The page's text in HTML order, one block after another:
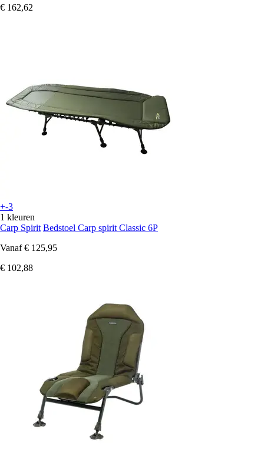
€ 162,62
+-3
1 kleuren
Carp Spirit Bedstoel Carp spirit Classic 6P
Vanaf € 125,95
€ 102,88